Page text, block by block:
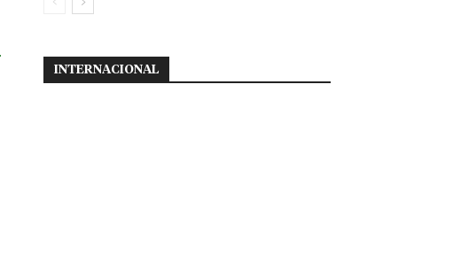
INTERNACIONAL